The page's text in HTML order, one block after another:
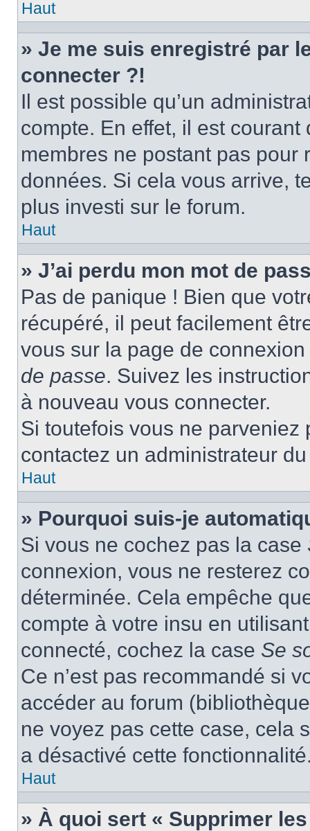
Haut
» Je me suis enregistré par
connecter ?!
Il est possible qu’un
compte. En effet, il est
membres ne postant pas
données. Si cela vous arrive,
plus investi sur le forum.
Haut
» J’ai perdu mon mot de
Pas de panique ! Bien que
récupéré, il peut facilement
vous sur la page de
de passe. Suivez les
à nouveau vous connecter.
Si toutefois vous ne
contactez un administrateur
Haut
» Pourquoi suis-je
Si vous ne cochez pas la case
connexion, vous ne resterez
déterminée. Cela empêche
compte à votre insu en
connecté, cochez la case Se
Ce n’est pas recommandé si
accéder au forum
ne voyez pas cette case, cela
a désactivé cette
Haut
» À quoi sert « Supprimer